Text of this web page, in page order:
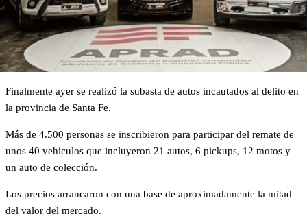
Finalmente ayer se realizó la subasta de autos incautados al delito en
la provincia de Santa Fe.
Más de 4.500 personas se inscribieron para participar del remate de
unos 40 vehículos que incluyeron 21 autos, 6 pickups, 12 motos y
un auto de colección.
Los precios arrancaron con una base de aproximadamente la mitad
del valor del mercado.